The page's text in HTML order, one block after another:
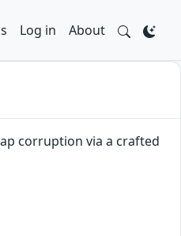
Log in About
corruption via a crafted